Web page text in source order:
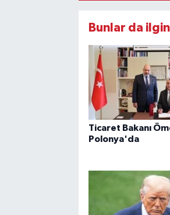
Bunlar da
Ticaret Bakanı
Polonya'da